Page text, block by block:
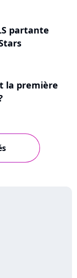
partante
la première